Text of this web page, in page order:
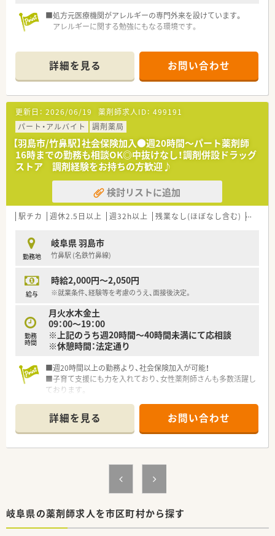
■処方元医療機関がアレルギーの専門外来を設けています。
アレルギーに関する勉強にもなる環境です。
詳細を見る お問い合わせ
更新日： 2026/06/19 薬剤師求人ID： 499191
パート・アルバイト
調剤薬局
【羽島市/竹鼻駅】社会保険加入●週20時間～パート薬剤師
16時までの勤務も相談OK◎中抜けなし！調剤併設ドラッグ
ストア 調剤経験をお持ちの方歓迎♪
検討リストに追加
駅チカ 週休2.5日以上 週32h以上 残業なし(ほぼなし含む) 転勤な
勤務地
岐阜県 羽島市
竹鼻駅 (名鉄竹鼻線)
給与
時給2,000円～2,050円
※就業条件、経験等を考慮のうえ、面接後決定。
勤務
時間
月火水木金土
09：00～19：00
※上記のうち週20時間～40時間未満にて応相談
※休憩時間：法定通り
■週20時間以上の勤務より、社会保険加入が可能！
■子育て支援にも力を入れており、女性薬剤師さんも多数活躍し
ております。
てのご勤務を見据えての入社も歓迎♪
■愛知県本社！調剤専門薬局・調剤併設ドラッグストアを運営し
ている企業です。愛知県・岐阜県・三重県に120店舗以上を展開し
ています。
詳細を見る お問い合わせ
岐阜県の薬剤師求人を市区町村から探す